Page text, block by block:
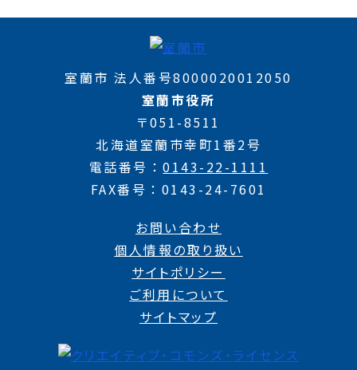
室蘭市 法人番号8000020012050
室蘭市役所
〒051-8511
北海道室蘭市幸町1番2号
電話番号
0143-22-1111
FAX番号
0143-24-7601
お問い合わせ
個人情報の取り扱い
サイトポリシー
ご利用について
サイトマップ